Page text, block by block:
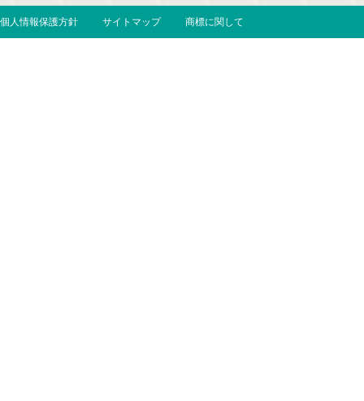
個人情報保護方針 サイトマップ 商標に関して